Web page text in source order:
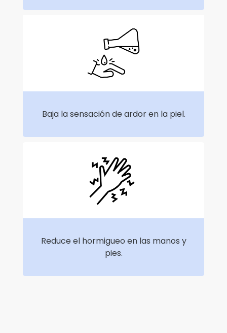
Baja la sensación de ardor en la piel.
Reduce el hormigueo en las manos y
pies.